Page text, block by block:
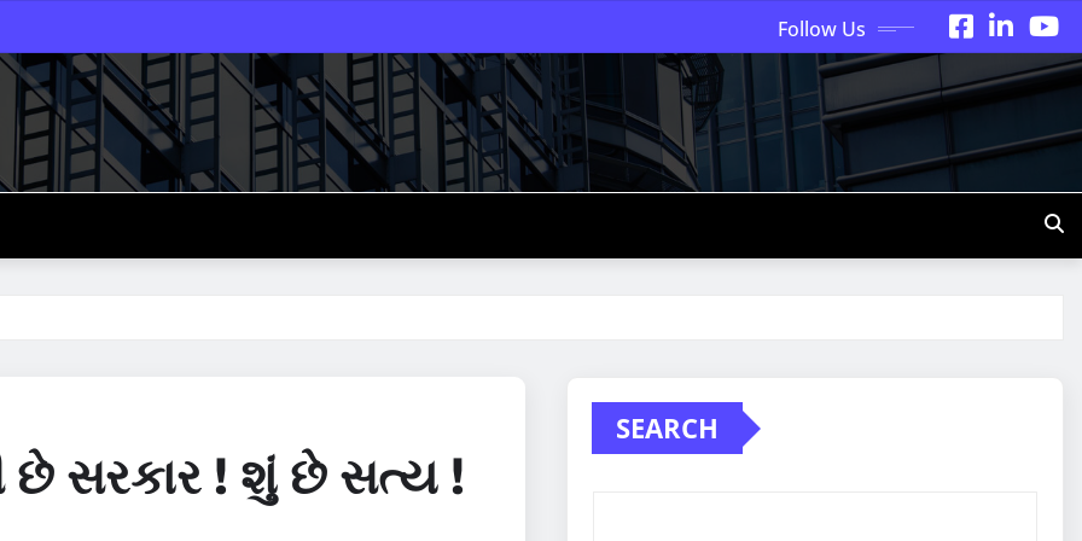
Follow Us
છે સરકાર ! શું છે સત્ય !
SEARCH